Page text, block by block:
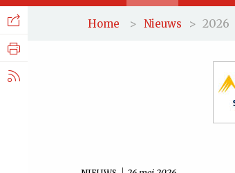
Home > Nieuws > 2026
Facebook
Nieuws